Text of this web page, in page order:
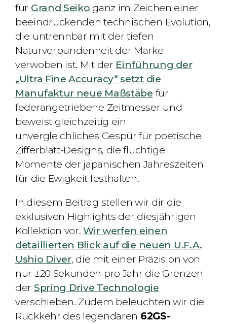
für Grand Seiko ganz im Zeichen einer
beeindruckenden technischen Evolution,
die untrennbar mit der tiefen
Naturverbundenheit der Marke
verwoben ist. Mit der Einführung der
„Ultra Fine Accuracy“ setzt die
Manufaktur neue Maßstäbe für
federangetriebene Zeitmesser und
beweist gleichzeitig ein
unvergleichliches Gespür für poetische
Zifferblatt-Designs, die flüchtige
Momente der japanischen Jahreszeiten
für die Ewigkeit festhalten.
In diesem Beitrag stellen wir dir die
exklusiven Highlights der diesjährigen
Kollektion vor.Wir werfen einen
detaillierten Blick auf die neuen U.F.A.
Ushio Diver, die mit einer Präzision von
nur ±20 Sekunden pro Jahr die Grenzen
der Spring Drive Technologie
verschieben. Zudem beleuchten wir die
Rückkehr des legendären 62GS-